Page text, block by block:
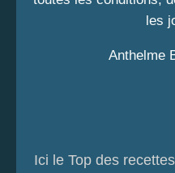
les
Anthelme
Ici le Top des